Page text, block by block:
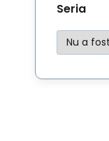
Seria